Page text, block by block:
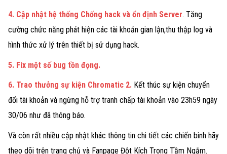
4. Cập nhật hệ thống Chống hack và ổn định Server. Tăng
cường chức năng phát hiện các tài khoản gian lận,thu thập log và
hình thức xử lý trên thiết bị sử dụng hack.
5. Fix một số bug tồn đọng.
6. Trao thưởng sự kiện Chromatic 2. Kết thúc sự kiện chuyển
đổi tài khoản và ngừng hỗ trợ tranh chấp tài khoản vào 23h59 ngày
30/06 như đã thông báo.
Và còn rất nhiều cập nhật khác thông tin chi tiết các chiến binh hãy
theo dõi trên trang chủ và Fanpage Đột Kích Trong Tầm Ngắm.